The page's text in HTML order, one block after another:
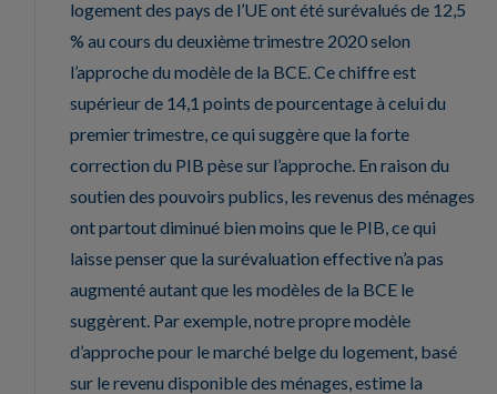
logement des pays de l’UE ont été surévalués de 12,5
% au cours du deuxième trimestre 2020 selon
l’approche du modèle de la BCE. Ce chiffre est
supérieur de 14,1 points de pourcentage à celui du
premier trimestre, ce qui suggère que la forte
correction du PIB pèse sur l’approche. En raison du
soutien des pouvoirs publics, les revenus des ménages
ont partout diminué bien moins que le PIB, ce qui
laisse penser que la surévaluation effective n’a pas
augmenté autant que les modèles de la BCE le
suggèrent. Par exemple, notre propre modèle
d’approche pour le marché belge du logement, basé
sur le revenu disponible des ménages, estime la